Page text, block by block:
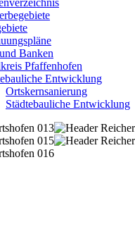
Banken
Pfaffenhofen
Entwicklung
Ortskernsanierung
Städtebauliche Entwicklung